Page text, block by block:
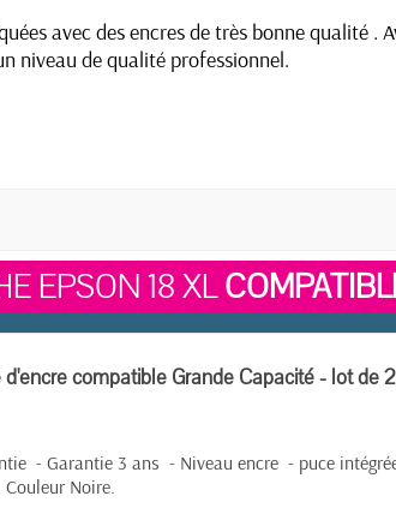
avec des encres de très bonne qualité .
niveau de qualité professionnel.
EPSON 18 XL
compatible Grande Capacité - lot de 2
- Garantie 3 ans - Niveau encre - puce
Noire.